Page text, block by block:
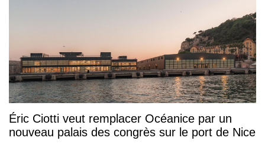
Éric Ciotti veut remplacer Océanice par un
nouveau palais des congrès sur le port de Nice